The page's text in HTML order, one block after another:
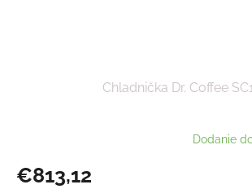
Chladnička Dr. Coffee
Dodanie
€813,12